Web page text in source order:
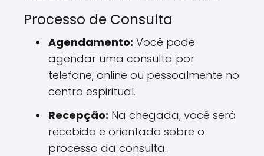
Processo de Consulta
Agendamento: Você pode
agendar uma consulta por
telefone, online ou pessoalmente no
centro espiritual.
Recepção: Na chegada, você será
recebido e orientado sobre o
processo da consulta.